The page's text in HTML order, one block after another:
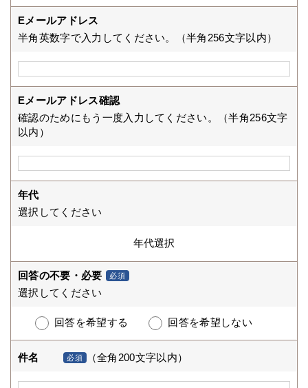
Eメールアドレス
半角英数字で入力してください。（半角256文字以内）
Eメールアドレス確認
確認のためにもう一度入力してください。（半角256文字
以内）
年代
選択してください
回答の不要・必要 必須
選択してください
回答を希望する 回答を希望しない
件名 必須 （全角200文字以内）